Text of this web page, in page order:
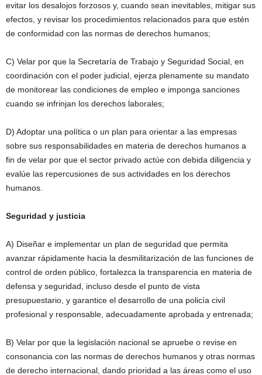
evitar los desalojos forzosos y, cuando sean inevitables, mitigar sus
efectos, y revisar los procedimientos relacionados para que estén
de conformidad con las normas de derechos humanos;
C) Velar por que la Secretaría de Trabajo y Seguridad Social, en
coordinación con el poder judicial, ejerza plenamente su mandato
de monitorear las condiciones de empleo e imponga sanciones
cuando se infrinjan los derechos laborales;
D) Adoptar una política o un plan para orientar a las empresas
sobre sus responsabilidades en materia de derechos humanos a
fin de velar por que el sector privado actúe con debida diligencia y
evalúe las repercusiones de sus actividades en los derechos
humanos.
Seguridad y justicia
A) Diseñar e implementar un plan de seguridad que permita
avanzar rápidamente hacia la desmilitarización de las funciones de
control de orden público, fortalezca la transparencia en materia de
defensa y seguridad, incluso desde el punto de vista
presupuestario, y garantice el desarrollo de una policía civil
profesional y responsable, adecuadamente aprobada y entrenada;
B) Velar por que la legislación nacional se apruebe o revise en
consonancia con las normas de derechos humanos y otras normas
de derecho internacional, dando prioridad a las áreas como el uso